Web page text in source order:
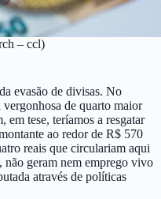
– ccl)
evasão de divisas. No
de quarto maior
em tese, teríamos a resgatar
ao redor de R$ 570
reais que circulariam aqui
não geram nem emprego vivo
através de políticas